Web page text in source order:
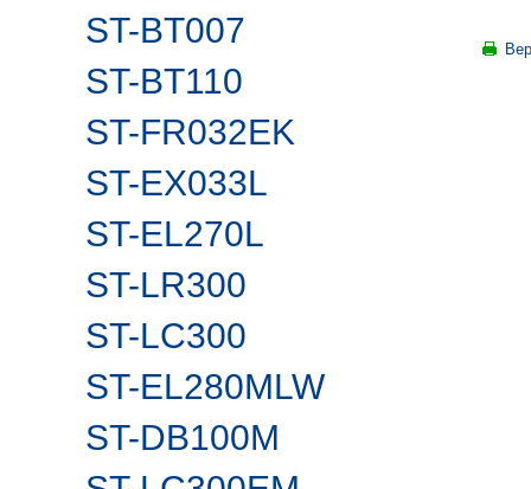
ST-BT007
ST-BT110
ST-FR032EK
ST-EX033L
ST-EL270L
ST-LR300
ST-LC300
ST-EL280MLW
ST-DB100M